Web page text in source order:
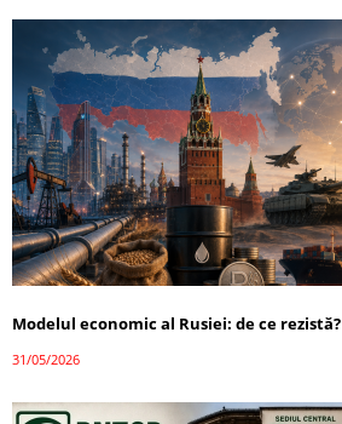
Modelul economic al Rusiei: de ce rezistă?
31/05/2026